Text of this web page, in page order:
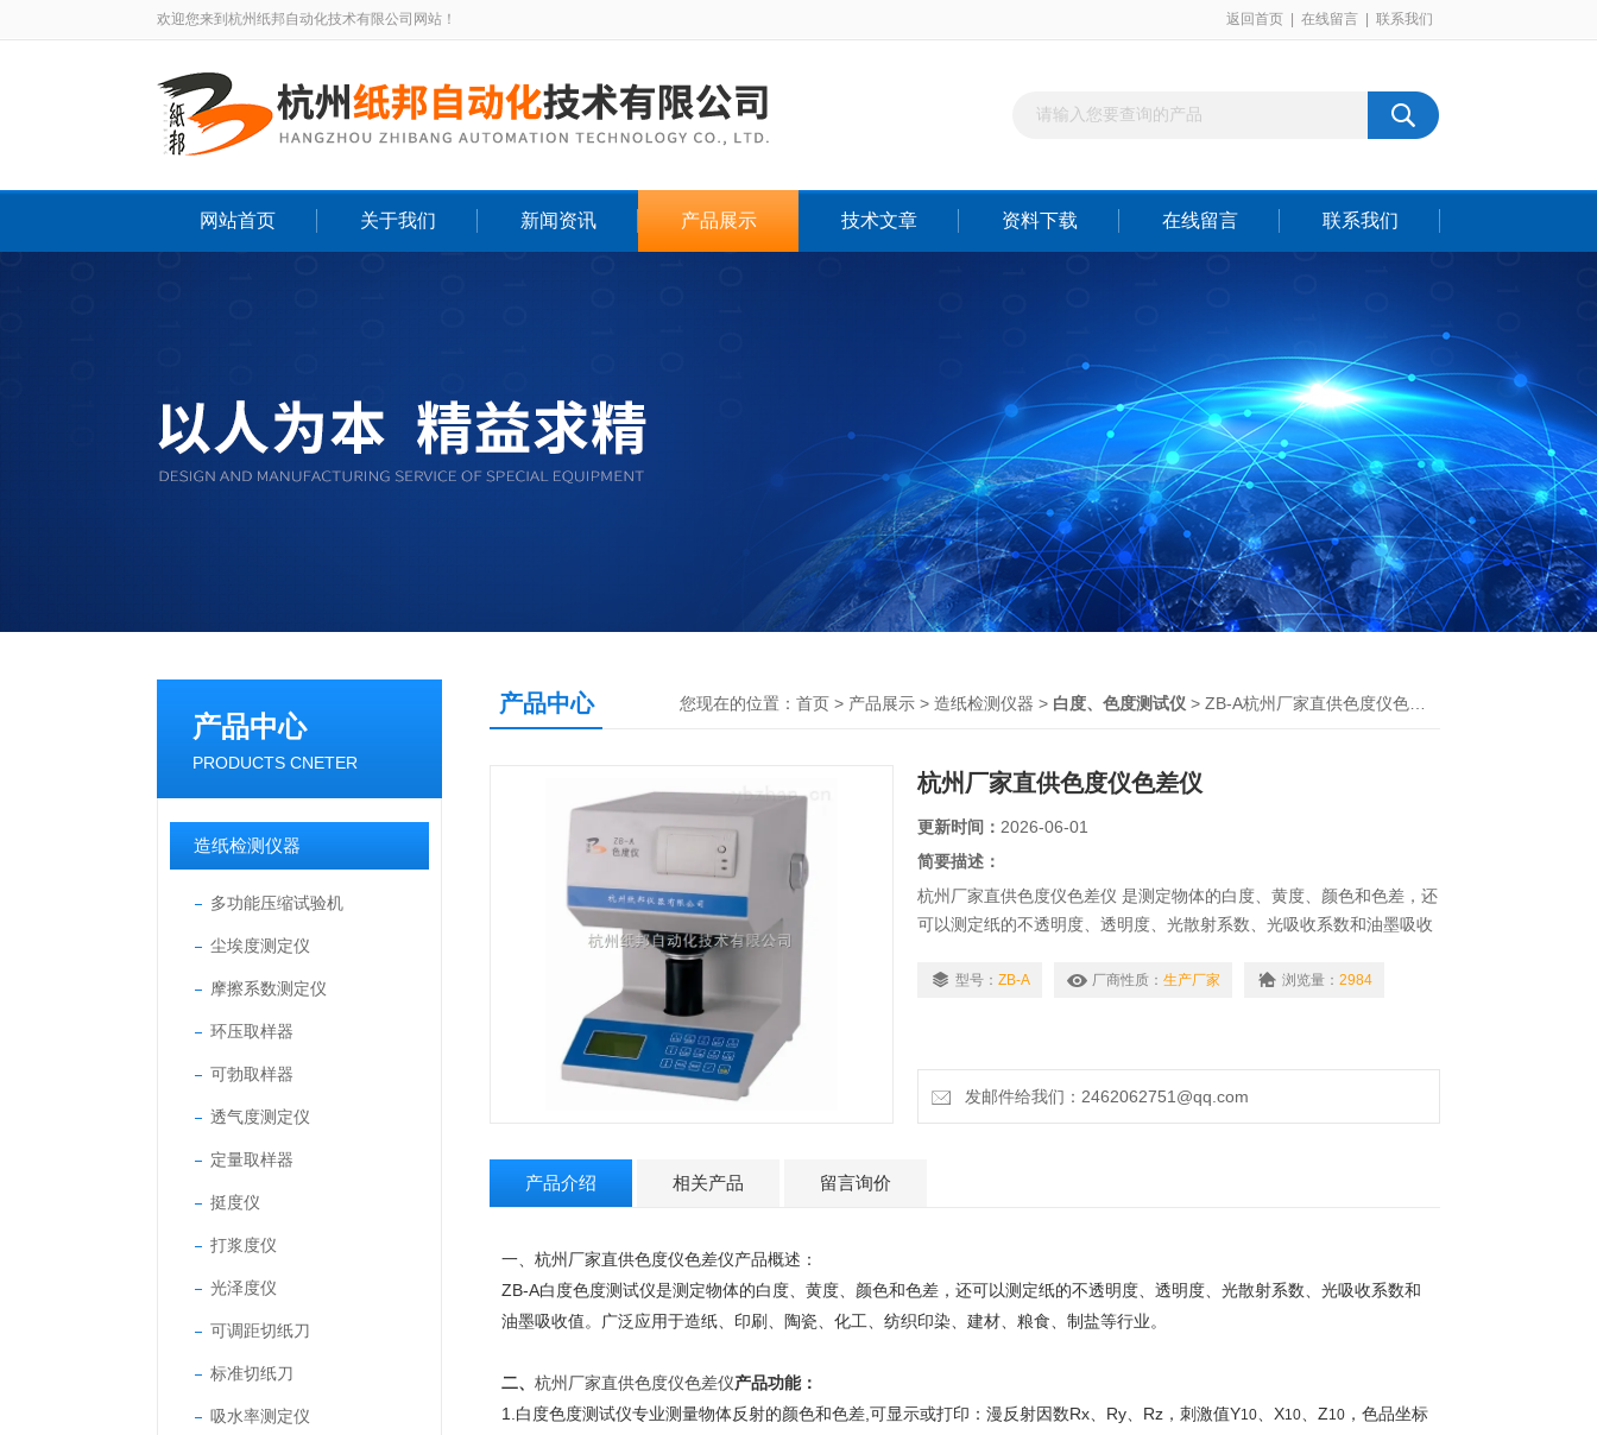
欢迎您来到杭州纸邦自动化技术有限公司网站！ 返回首页 在线留言 联系我们
网站首页 关于我们 新闻资讯 产品展示 技术文章 资料下载 在线留言 联系我们
产品中心
PRODUCTS CNETER
造纸检测仪器
多功能压缩试验机
尘埃度测定仪
摩擦系数测定仪
环压取样器
可勃取样器
透气度测定仪
定量取样器
挺度仪
打浆度仪
光泽度仪
可调距切纸刀
标准切纸刀
吸水率测定仪
产品中心 您现在的位置： 首页 > 产品展示 > 造纸检测仪器 > 白度、色度测试仪 > ZB-A杭州厂家直供色度仪色差仪
杭州厂家直供色度仪色差仪
更新时间： 2026-06-01
简要描述：
杭州厂家直供色度仪色差仪 是测定物体的白度、黄度、颜色和色差，还
可以测定纸的不透明度、透明度、光散射系数、光吸收系数和油墨吸收
盐等行业。
型号： ZB-A 厂商性质： 生产厂家 浏览量： 2984
发邮件给我们：2462062751@qq.com
产品介绍 相关产品 留言询价
一、杭州厂家直供色度仪色差仪产品概述：
ZB-A白度色度测试仪是测定物体的白度、黄度、颜色和色差，还可以测定纸的不透明度、透明度、光散射系数、光吸收系数和
油墨吸收值。广泛应用于造纸、印刷、陶瓷、化工、纺织印染、建材、粮食、制盐等行业。
二、 杭州厂家直供色度仪色差仪产品功能：
1. 白度色度测试仪专业测量物体反射的颜色和色差,可显示或打印：漫反射因数Rx、Ry、Rz，刺激值Y10 、X10 、Z10 ，色品坐标